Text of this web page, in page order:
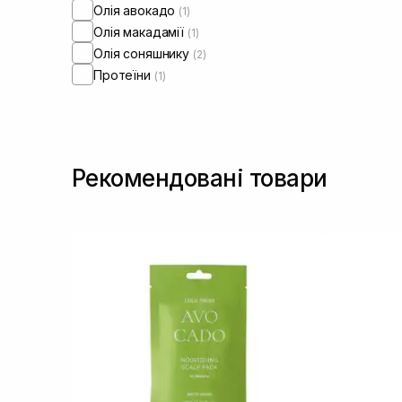
Олія авокадо (1)
Олія макадамії (1)
Олія соняшнику (2)
Протеїни (1)
Рекомендовані товари